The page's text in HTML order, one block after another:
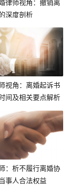
律师视角：撤销离
深度剖析
视角：离婚起诉书
间及相关要点解析
：析不履行离婚协
事人合法权益